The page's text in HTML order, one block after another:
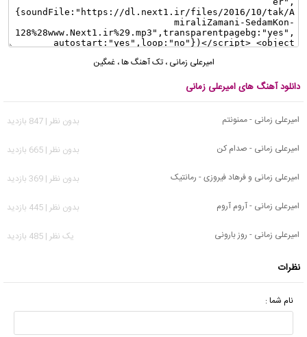
امیرعلی زمانی ،تک آهنگ ها،غمگین
دانلود آهنگ های امیرعلی زمانی
امیرعلی زمانی - ممنونتم
بدون نظر | 847 بازدید
امیرعلی زمانی - صدام کن
بدون نظر | 665 بازدید
امیرعلی زمانی و فرهاد فیروزی - رمانتیک
بدون نظر | 369 بازدید
امیرعلی زمانی - آروم آروم
بدون نظر | 445 بازدید
امیرعلی زمانی - روز بارونی
يک نظر | 485 بازدید
نظرات
نام شما :